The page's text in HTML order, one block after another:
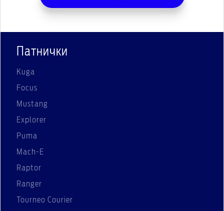
Патнички
Kuga
Focus
Mustang
Explorer
Puma
Mach-E
Raptor
Ranger
Tourneo Courier